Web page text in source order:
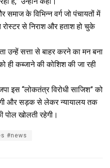
समाज के विभिन्न वर्ग जो पंचायतों में
से निराश और हताश हो चुके
उन्हें सत्ता से बाहर करने का मन बना
ही कब्जाने की कोशिश की जा रही
इस “लोकतंत्र विरोधी साजिश” को
और सड़क से लेकर न्यायालय तक
पोल खोलती रहेगी।
#news